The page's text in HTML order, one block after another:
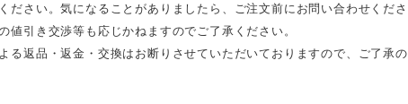
さい。気になることがありましたら、ご注文前にお問い合わせくださ
引き交渉等も応じかねますのでご了承ください。
る返品・返金・交換はお断りさせていただいておりますので、ご了承の